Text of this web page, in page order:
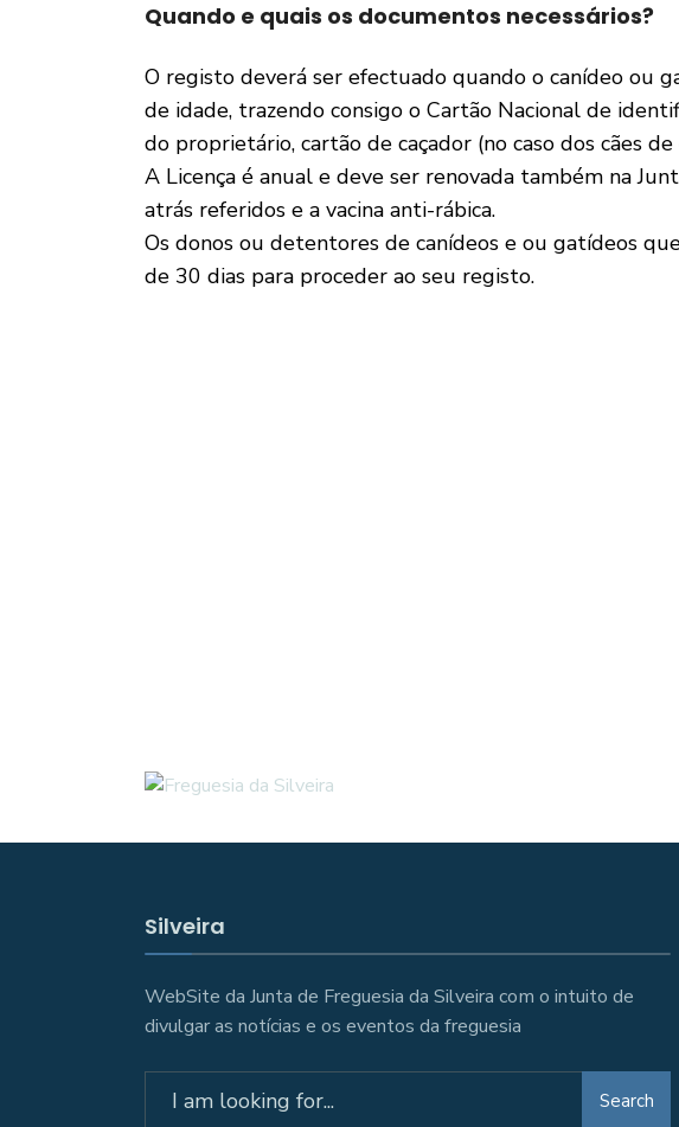
Quando e quais os documentos necessários?
O registo deverá ser efectuado quando o canídeo ou
de idade, trazendo consigo o Cartão Nacional de
do proprietário, cartão de caçador (no caso dos cães de
A Licença é anual e deve ser renovada também na
atrás referidos e a vacina anti-rábica.
Os donos ou detentores de canídeos e ou gatídeos
de 30 dias para proceder ao seu registo.
Silveira
WebSite da Junta de Freguesia da Silveira com o intuito de
divulgar as notícias e os eventos da freguesia
Search